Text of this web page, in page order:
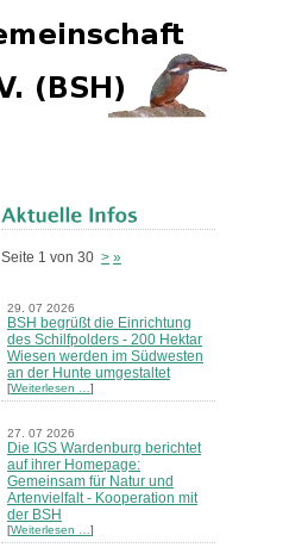
Seite 1 von 30 > »
29. 07 2026
BSH begrüßt die Einrichtung
des Schilfpolders - 200 Hektar
Wiesen werden im Südwesten
an der Hunte umgestaltet
[Weiterlesen … ]
27. 07 2026
Die IGS Wardenburg berichtet
auf ihrer Homepage:
Gemeinsam für Natur und
Artenvielfalt - Kooperation mit
der BSH
[Weiterlesen … ]